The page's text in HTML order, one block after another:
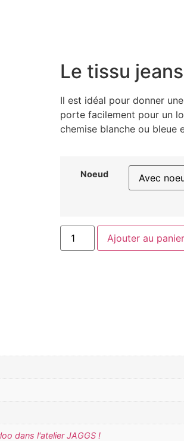
Le tissu jeans
Il est idéal pour donner
porte facilement pour un
chemise blanche ou bleue
Noeud
Ajouter au panier
dans l'atelier JAGGS !